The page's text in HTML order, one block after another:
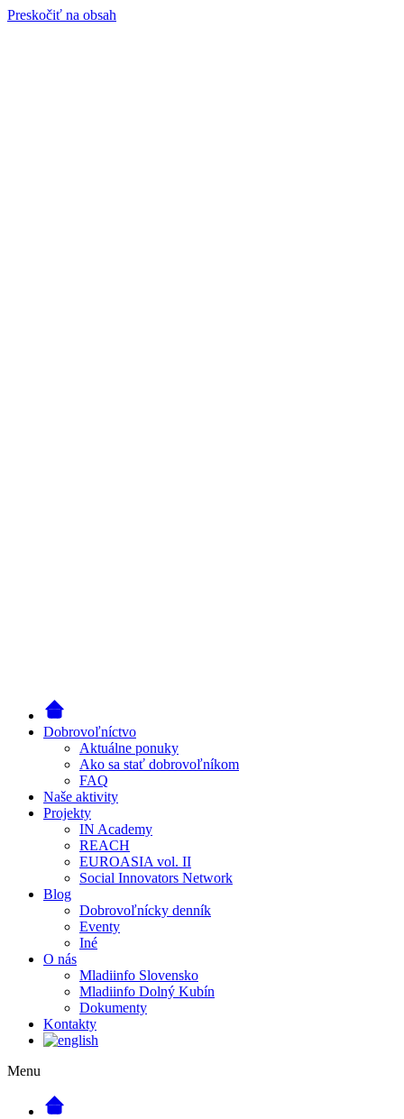
Preskočiť na obsah
Dobrovoľníctvo
Aktuálne ponuky
Ako sa stať dobrovoľníkom
FAQ
Naše aktivity
Projekty
IN Academy
REACH
EUROASIA vol. II
Social Innovators Network
Blog
Dobrovoľnícky denník
Eventy
Iné
O nás
Mladiinfo Slovensko
Mladiinfo Dolný Kubín
Dokumenty
Kontakty
Menu